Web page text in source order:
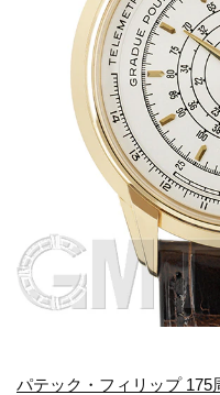
パテック・フィリップ